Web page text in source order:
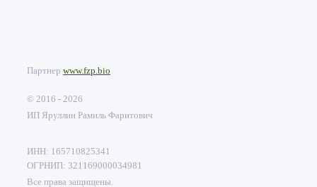
Партнер www.fzp.bio
© 2016 - 2026
ИП Яруллин Рамиль Фаритович
ИНН: 165710825341
ОГРНИП: 321169000034981
Все права защищены.